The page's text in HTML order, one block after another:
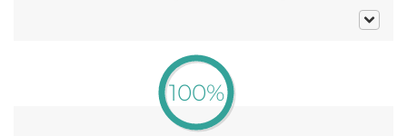
100%